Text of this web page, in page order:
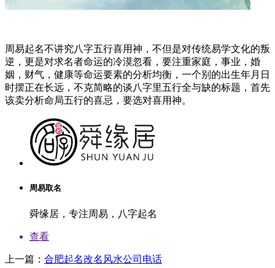
周易起名不讲究八字五行喜用神，不但是对传统易学文化的叛
逆，更是对求名者命运的冷漠忽看，要注重家庭，事业，婚
姻，财气，健康等命运要素的分析均衡，一个别的出生年月日
时摆正在长远，不克简略的谈八字里五行全与缺的标题，首先
该卖分析命局五行的喜忌，要选对喜用神。
周易取名
舜缘居，专注周易，八字起名
查看
上一篇： 合肥起名改名风水公司电话